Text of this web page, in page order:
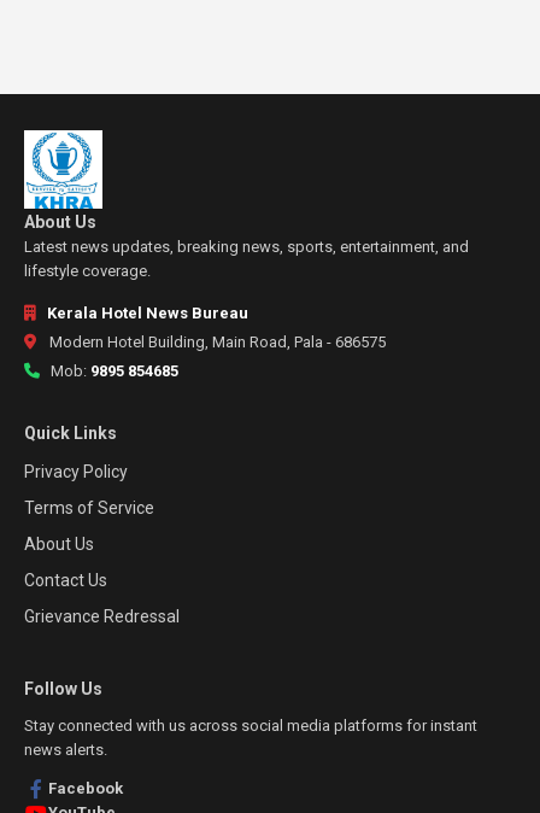
About Us
Latest news updates, breaking news, sports, entertainment, and
lifestyle coverage.
Kerala Hotel News Bureau
Modern Hotel Building, Main Road, Pala - 686575
Mob: 9895 854685
Quick Links
Privacy Policy
Terms of Service
About Us
Contact Us
Grievance Redressal
Follow Us
Stay connected with us across social media platforms for instant
news alerts.
Facebook